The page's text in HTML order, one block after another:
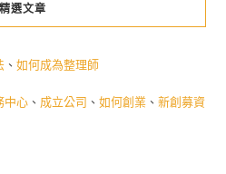
精選文章
、 如何成為整理師
中心、 成立公司 、 如何創業、 新創募資